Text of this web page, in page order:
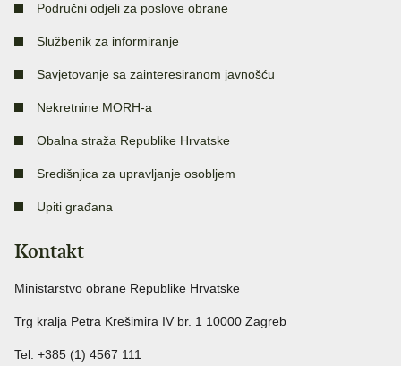
Područni odjeli za poslove obrane
Službenik za informiranje
Savjetovanje sa zainteresiranom javnošću
Nekretnine MORH-a
Obalna straža Republike Hrvatske
Središnjica za upravljanje osobljem
Upiti građana
Kontakt
Ministarstvo obrane Republike Hrvatske
Trg kralja Petra Krešimira IV br. 1 10000 Zagreb
Tel: +385 (1) 4567 111